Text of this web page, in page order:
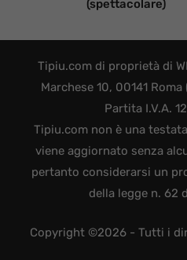
(spettacolare)
Tipiu.com di proprietà di
Marchese 10, 00141
Partita I.V.A.
Tipiu.com non è una
viene aggiornato senza
pertanto considerarsi un
della legge n. 62
Copyright ©2026 - Tutti i